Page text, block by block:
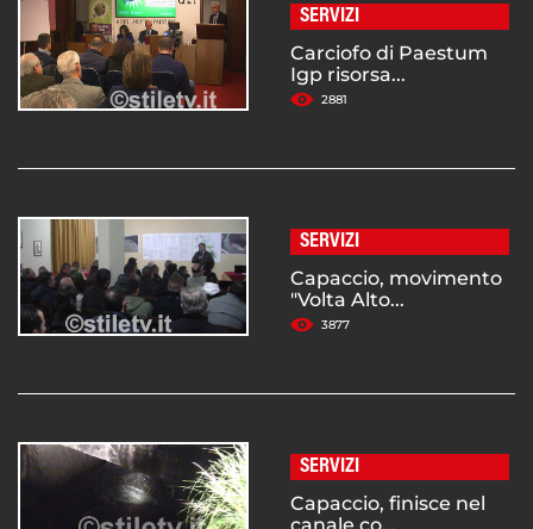
SERVIZI
Carciofo di Paestum
Igp risorsa...
2881
SERVIZI
Capaccio, movimento
"Volta Alto...
3877
SERVIZI
Capaccio, finisce nel